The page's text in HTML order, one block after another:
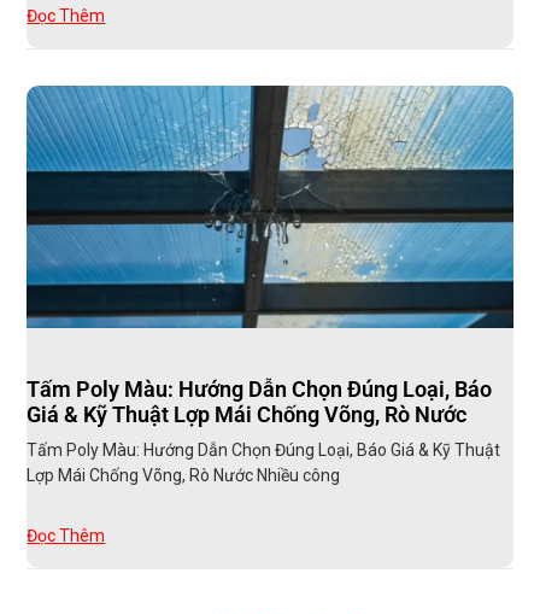
Đọc Thêm
Tấm Poly Màu: Hướng Dẫn Chọn Đúng Loại, Báo
Giá & Kỹ Thuật Lợp Mái Chống Võng, Rò Nước
Tấm Poly Màu: Hướng Dẫn Chọn Đúng Loại, Báo Giá & Kỹ Thuật
Lợp Mái Chống Võng, Rò Nước Nhiều công
Đọc Thêm